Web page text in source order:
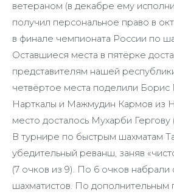
ветераном (в декабре ему
получил персональное право в
в финале чемпионата России по
Оставшиеся места в пятёрке
представителям нашей
четвёртое места поделили
Нарткалы и Мажмудин Кармов из
место досталось Мухарби
В турнире по быстрым шахматам
убедительный реванш, заняв
(7 очков из 9). По 6 очков набрали
шахматистов. По дополнительным